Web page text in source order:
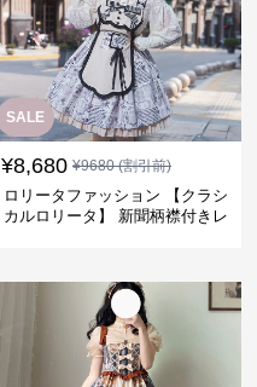
SALE
¥8,680 ¥9680(割引前)
ロリータファッション 【クラシ
カルロリータ】 新聞柄襟付きレ